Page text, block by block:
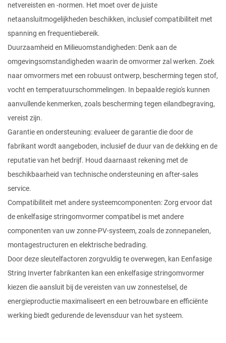
netvereisten en -normen. Het moet over de juiste
netaansluitmogelijkheden beschikken, inclusief compatibiliteit met
spanning en frequentiebereik.
Duurzaamheid en Milieuomstandigheden: Denk aan de
omgevingsomstandigheden waarin de omvormer zal werken. Zoek
naar omvormers met een robuust ontwerp, bescherming tegen stof,
vocht en temperatuurschommelingen. In bepaalde regio's kunnen
aanvullende kenmerken, zoals bescherming tegen eilandbegraving,
vereist zijn.
Garantie en ondersteuning: evalueer de garantie die door de
fabrikant wordt aangeboden, inclusief de duur van de dekking en de
reputatie van het bedrijf. Houd daarnaast rekening met de
beschikbaarheid van technische ondersteuning en after-sales
service.
Compatibiliteit met andere systeemcomponenten: Zorg ervoor dat
de enkelfasige stringomvormer compatibel is met andere
componenten van uw zonne-PV-systeem, zoals de zonnepanelen,
montagestructuren en elektrische bedrading.
Door deze sleutelfactoren zorgvuldig te overwegen, kan Eenfasige
String Inverter fabrikanten kan een enkelfasige stringomvormer
kiezen die aansluit bij de vereisten van uw zonnestelsel, de
energieproductie maximaliseert en een betrouwbare en efficiënte
werking biedt gedurende de levensduur van het systeem.